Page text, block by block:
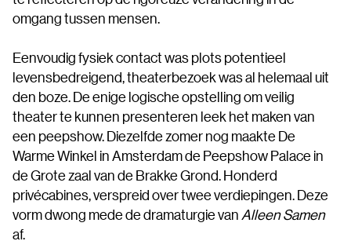
omgang tussen mensen.
Eenvoudig fysiek contact was plots potentieel
levensbedreigend, theaterbezoek was al helemaal uit
den boze. De enige logische opstelling om veilig
theater te kunnen presenteren leek het maken van
een peepshow. Diezelfde zomer nog maakte De
Warme Winkel in Amsterdam de Peepshow Palace in
de Grote zaal van de Brakke Grond. Honderd
privécabines, verspreid over twee verdiepingen. Deze
vorm dwong mede de dramaturgie van Alleen Samen
af.